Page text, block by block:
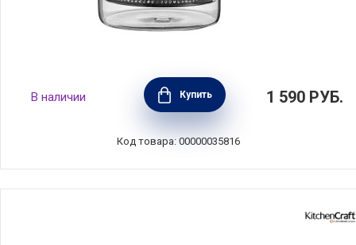
Френч-пресс 1 л, стекло+пластик,
прозрачный, Anna Lafarg, ANLAF-72656R
В наличии Купить 1 590 РУБ.
Код товара: 00000035816